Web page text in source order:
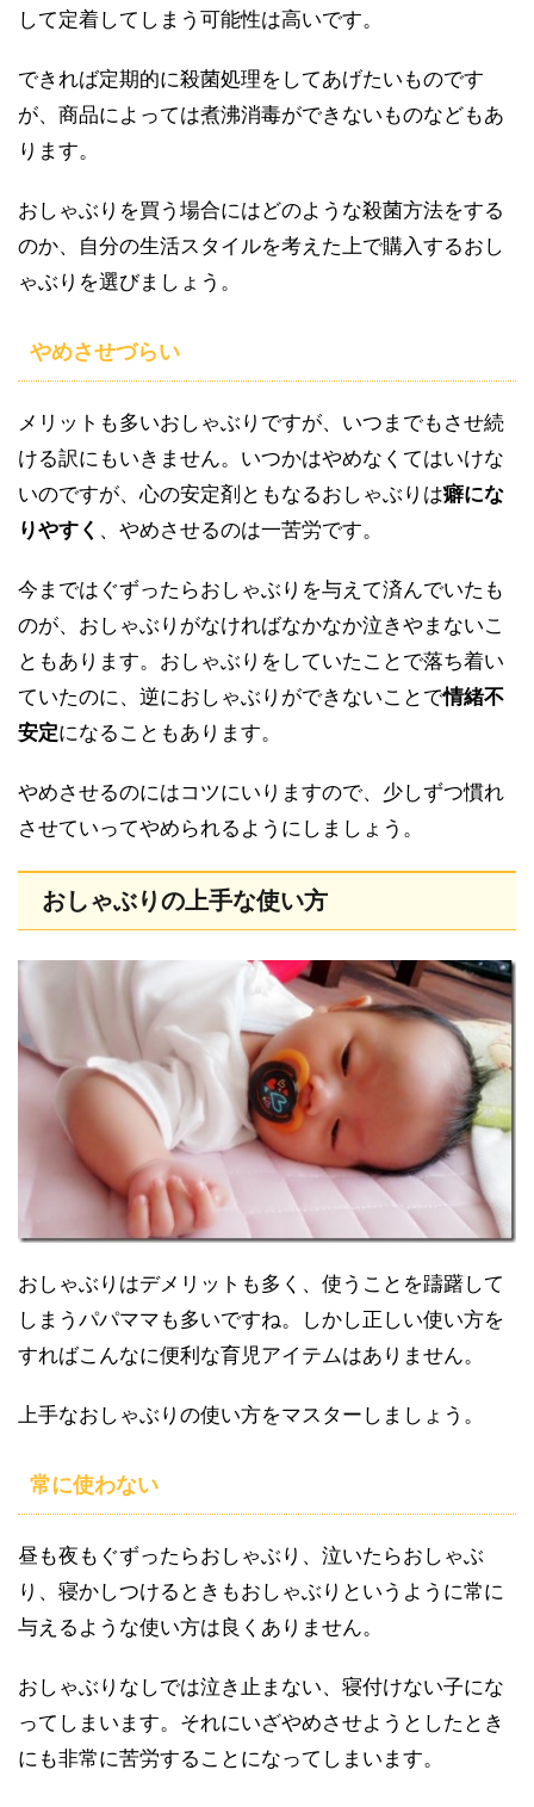
して定着してしまう可能性は高いです。
できれば定期的に殺菌処理をしてあげたいものです
が、商品によっては煮沸消毒ができないものなどもあ
ります。
おしゃぶりを買う場合にはどのような殺菌方法をする
のか、自分の生活スタイルを考えた上で購入するおし
ゃぶりを選びましょう。
やめさせづらい
メリットも多いおしゃぶりですが、いつまでもさせ続
ける訳にもいきません。いつかはやめなくてはいけな
いのですが、心の安定剤ともなるおしゃぶりは癖にな
りやすく 、やめさせるのは一苦労です。
今まではぐずったらおしゃぶりを与えて済んでいたも
のが、おしゃぶりがなければなかなか泣きやまないこ
ともあります。おしゃぶりをしていたことで落ち着い
ていたのに、逆におしゃぶりができないことで情緒不
安定になることもあります。
やめさせるのにはコツにいりますので、少しずつ慣れ
させていってやめられるようにしましょう。
おしゃぶりの上手な使い方
おしゃぶりはデメリットも多く、使うことを躊躇して
しまうパパママも多いですね。しかし正しい使い方を
すればこんなに便利な育児アイテムはありません。
上手なおしゃぶりの使い方をマスターしましょう。
常に使わない
昼も夜もぐずったらおしゃぶり、泣いたらおしゃぶ
り、寝かしつけるときもおしゃぶりというように常に
与えるような使い方は良くありません。
おしゃぶりなしでは泣き止まない、寝付けない子にな
ってしまいます。それにいざやめさせようとしたとき
にも非常に苦労することになってしまいます。